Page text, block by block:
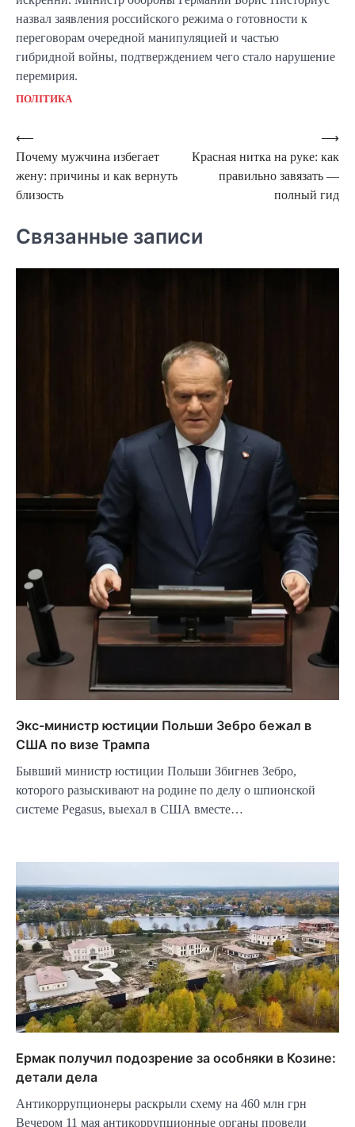
назвал заявления российского режима о готовности к
переговорам очередной манипуляцией и частью
гибридной войны, подтверждением чего стало нарушение
перемирия.
ПОЛІТИКА
Навигация
по
записям
⟵
Почему мужчина избегает
жену: причины и как вернуть
близость
Красная нитка на руке: как
правильно завязать —
полный гид
⟶
Связанные записи
Экс-министр юстиции Польши Зебро бежал в
США по визе Трампа
Бывший министр юстиции Польши Збигнев Зебро,
которого разыскивают на родине по делу о шпионской
системе Pegasus, выехал в США вместе…
Ермак получил подозрение за особняки в Козине:
детали дела
Антикоррупционеры раскрыли схему на 460 млн грн
Вечером 11 мая антикоррупционные органы провели